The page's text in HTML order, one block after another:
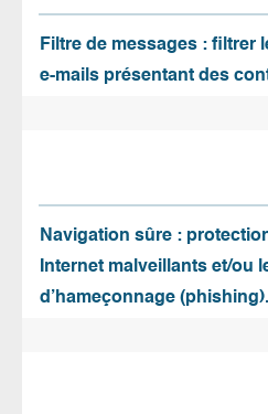
Filtre de messages : filtrer
e-mails présentant des
Navigation sûre :
Internet malveillants et/ou
d’hameçonnage (phishing).